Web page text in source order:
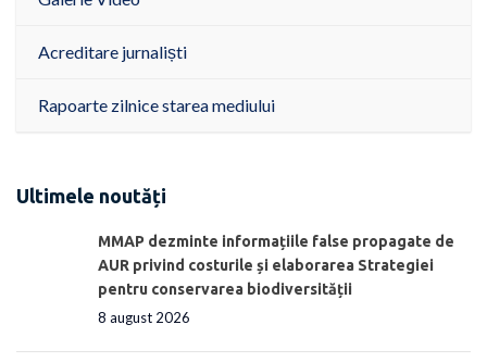
Acreditare jurnaliști
Rapoarte zilnice starea mediului
Ultimele noutăți
MMAP dezminte informațiile false propagate de
AUR privind costurile și elaborarea Strategiei
pentru conservarea biodiversității
8 august 2026